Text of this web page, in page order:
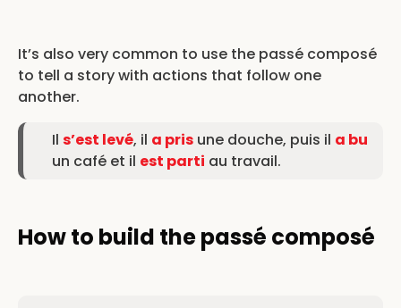
It’s also very common to use the passé composé
to tell a story with actions that follow one
another.
Il s’est levé, il a pris une douche, puis il a bu
un café et il est parti au travail.
How to build the passé composé